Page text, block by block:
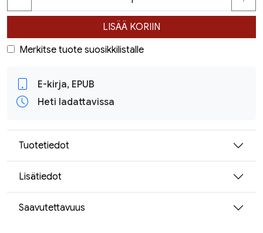
LISÄÄ KORIIN
Merkitse tuote suosikkilistalle
E-kirja, EPUB
Heti ladattavissa
Tuotetiedot
Lisätiedot
Saavutettavuus